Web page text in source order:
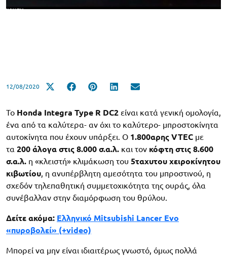
12/08/2020
Το Honda Integra Type R DC2 είναι κατά γενική ομολογία,
ένα από τα καλύτερα- αν όχι το καλύτερο- μπροστοκίνητα
αυτοκίνητα που έχουν υπάρξει. Ο 1.800αρης VTEC με
τα 200 άλογα στις 8.000 σ.α.λ. και τον κόφτη στις 8.600
σ.α.λ. η «κλειστή» κλιμάκωση του 5ταχυτου χειροκίνητου
κιβωτίου, η ανυπέρβλητη αμεσότητα του μπροστινού, η
σχεδόν τηλεπαθητική συμμετοχικότητα της ουράς, όλα
συνέβαλλαν στην διαμόρφωση του θρύλου.
Δείτε ακόμα: Ελληνικό Mitsubishi Lancer Evo
«πυροβολεί» (+video)
Μπορεί να μην είναι ιδιαιτέρως γνωστό, όμως πολλά